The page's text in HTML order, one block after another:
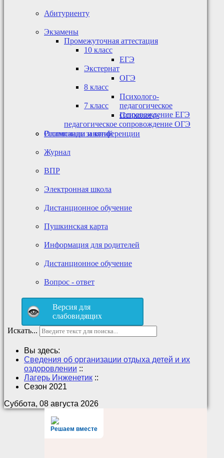
Абитуриенту
Экзамены
Промежуточная аттестация
10 класс
Экстернат
8 класс
7 класс
ЕГЭ
ОГЭ
Психолого-
педагогическое
сопровождение ЕГЭ
Психолого-
педагогическое сопровождение ОГЭ
Олимпиады и конференции
Расписание занятий
Журнал
ВПР
Электронная школа
Дистанционное обучение
Пушкинская карта
Информация для родителей
Дистанционное обучение
Вопрос - ответ
Версия для
слабовидящих
Искать...
Вы здесь:
Сведения об организации отдыха детей и их
оздоровлении ::
Лагерь Инженетик ::
Сезон 2021
Суббота, 08 августа 2026
Решаем вместе